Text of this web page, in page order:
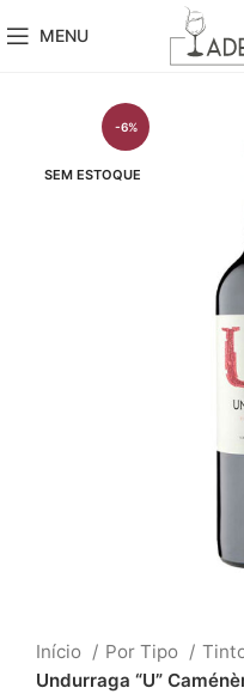
MENU
-6%
SEM ESTOQUE
Início Por Tipo
Undurraga “U”